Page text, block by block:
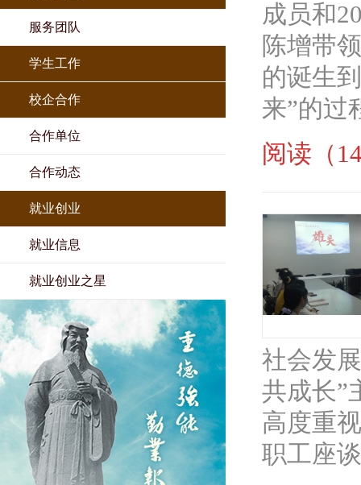
服务团队
学生工作
校企合作
合作单位
合作动态
就业创业
就业信息
就业创业之星
成员和
陈增带
的诞生
来”的过
阅读（
社会发
共成长”
高度重
职工座